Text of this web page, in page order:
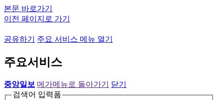
본문 바로가기
이전 페이지로 가기
공유하기 주요 서비스 메뉴 열기
주요서비스
중앙일보 메가메뉴로 돌아가기
닫기
검색어 입력폼